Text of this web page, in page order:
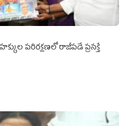
పరిరక్షణలో రాజీపడే ప్రసక్తే